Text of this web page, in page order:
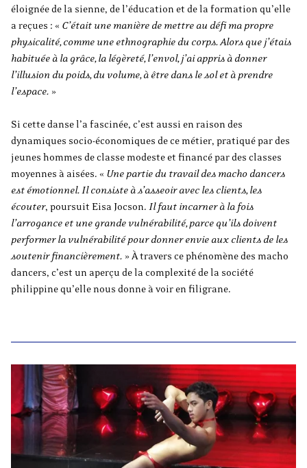
éloignée de la sienne, de l’éducation et de la formation qu’elle
a reçues : « C’était une manière de mettre au défi ma propre
physicalité, comme une ethnographie du corps. Alors que j’étais
habituée à la grâce, la légèreté, l’envol, j’ai appris à donner
l’illusion du poids, du volume, à être dans le sol et à prendre
l’espace. »
Si cette danse l’a fascinée, c’est aussi en raison des
dynamiques socio-économiques de ce métier, pratiqué par des
jeunes hommes de classe modeste et financé par des classes
moyennes à aisées. « Une partie du travail des macho dancers
est émotionnel. Il consiste à s’asseoir avec les clients, les
écouter, poursuit Eisa Jocson. Il faut incarner à la fois
l’arrogance et une grande vulnérabilité, parce qu’ils doivent
performer la vulnérabilité pour donner envie aux clients de les
soutenir financièrement. » À travers ce phénomène des macho
dancers, c’est un aperçu de la complexité de la société
philippine qu’elle nous donne à voir en filigrane.